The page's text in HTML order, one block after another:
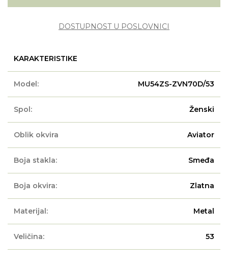
DOSTUPNOST U POSLOVNICI
KARAKTERISTIKE
Model: MU54ZS-ZVN70D/53
Spol: Ženski
Oblik okvira Aviator
Boja stakla: Smeđa
Boja okvira: Zlatna
Materijal: Metal
Veličina: 53